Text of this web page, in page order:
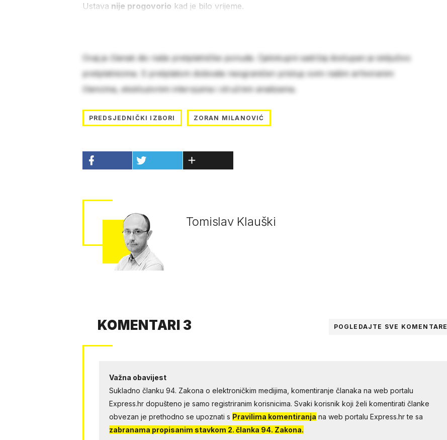
Ustava nije progovorio kad je bilo vrijeme.
Ovaj je članak dio naše pretplatničke ponude. Cjelokupni sadržaj dostupan je isključivo
pretplatnicima. S pretplatom dobivate neograničen pristup svim našim arhiviranim
člancima, ekskluzivnim intervjuima i stručnim analizama.
PREDSJEDNIČKI IZBORI ZORAN MILANOVIĆ
Tomislav Klauški
KOMENTARI 3 POGLEDAJTE SVE KOMENTARE
Važna obavijest
Sukladno članku 94. Zakona o elektroničkim medijima, komentiranje članaka na web portalu
Express.hr dopušteno je samo registriranim korisnicima. Svaki korisnik koji želi komentirati članke
obvezan je prethodno se upoznati s Pravilima komentiranja na web portalu Express.hr te sa
zabranama propisanim stavkom 2. članka 94. Zakona.